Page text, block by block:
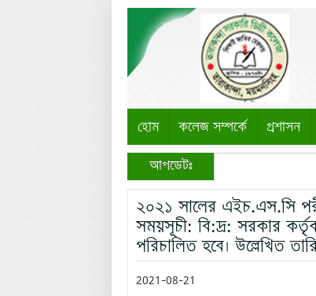
হোম কলেজ সম্পর্কে প্রশাসন
আপডেটঃ
২০২১ সালের এইচ.এস.সি
সময়সূচী: বি:দ্র: সরকার কর্তৃক
পরিচালিত হবে। উল্লেখিত
2021-08-21